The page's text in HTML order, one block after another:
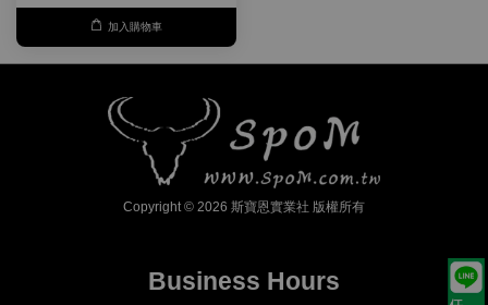
加入購物車
Copyright © 2026 斯寶恩實業社 版權所有
Business Hours